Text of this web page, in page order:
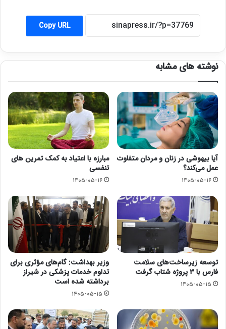
Copy URL
نوشته های مشابه
آیا بیهوشی در زنان و مردان متفاوت
عمل می‌کند؟
۱۴۰۵-۰۵-۱۶
مبارزه با اعتیاد به کمک تمرین های
تنفسی
۱۴۰۵-۰۵-۱۶
توسعه زیرساخت‌های سلامت
فارس با ۳ پروژه شتاب گرفت
۱۴۰۵-۰۵-۱۵
وزیر بهداشت: گام‌های مؤثری برای
تداوم خدمات پزشکی در شیراز
برداشته شده است
۱۴۰۵-۰۵-۱۵